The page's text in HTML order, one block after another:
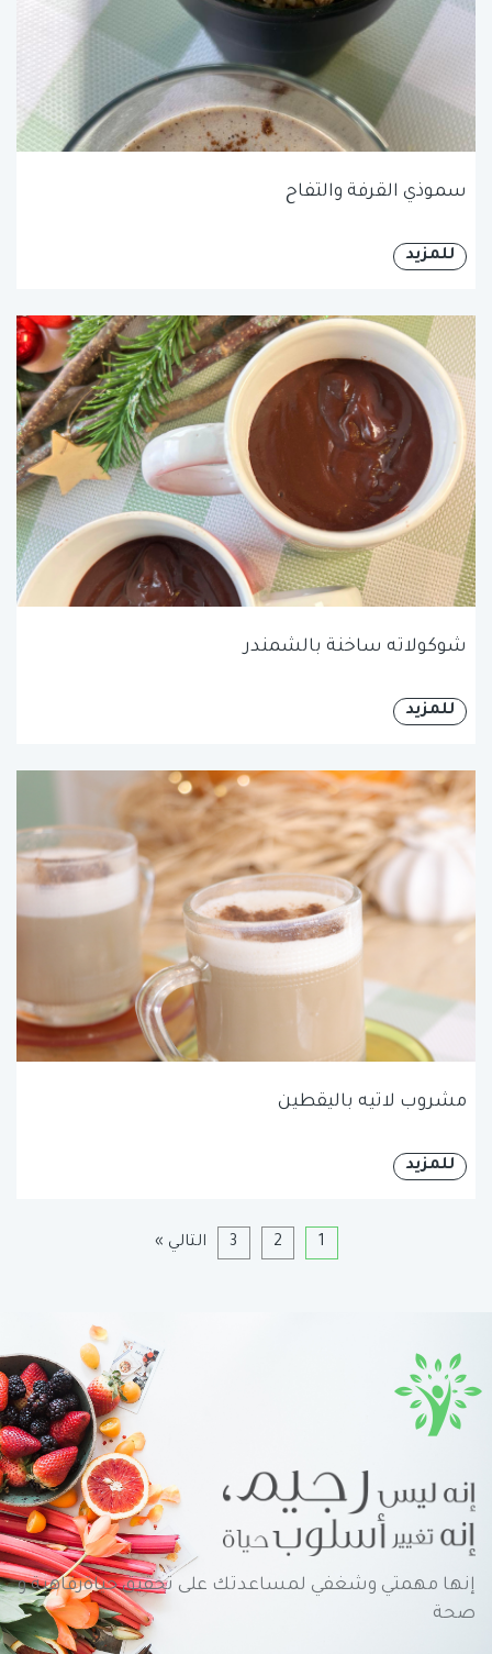
سموذي القرفة والتفاح
للمزيد
شوكولاته ساخنة بالشمندر
للمزيد
مشروب لاتيه باليقطين
للمزيد
1
2
3 التالي »
إنها مهمتي وشغفي لمساعدتك على تحقيق حياةرفاهية و
صحة